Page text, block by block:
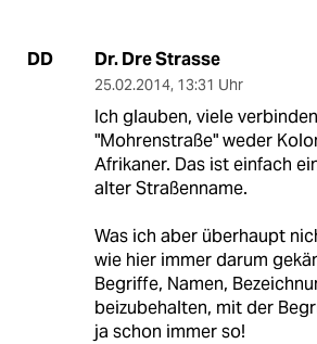
DD Dr. Dre Strasse
25.02.2014, 13:31 Uhr
Ich glauben, viele
"Mohrenstraße" weder
Afrikaner. Das ist einfach
alter Straßenname.
Was ich aber überhaupt
wie hier immer darum
Begriffe, Namen,
beizubehalten, mit der
ja schon immer so!